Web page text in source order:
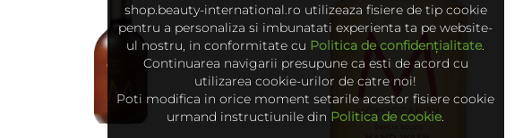
coș
shop.beauty-international.ro utilizeaza fisiere de tip cookie
pentru a personaliza si imbunatati experienta ta pe website-
ul nostru, in conformitate cu Politica de confidențialitate.
Continuarea navigarii presupune ca esti de acord cu
utilizarea cookie-urilor de catre noi!
Poti modifica in orice moment setarile acestor fisiere cookie
urmand instructiunile din Politica de cookie.